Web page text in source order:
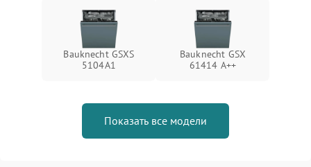
Bauknecht GSXS
5104A1
Bauknecht GSX
61414 A++
Показать все модели